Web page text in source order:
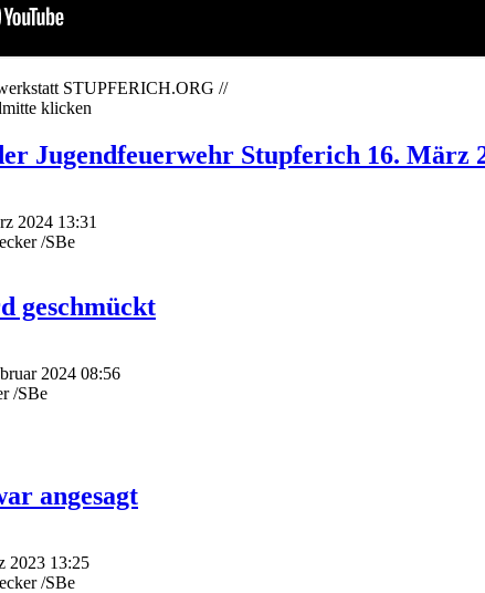
STUPFERICH.ORG //
klicken
Jugendfeuerwehr Stupferich 16. März
2024 13:31
/SBe
geschmückt
2024 08:56
/SBe
angesagt
2023 13:25
/SBe